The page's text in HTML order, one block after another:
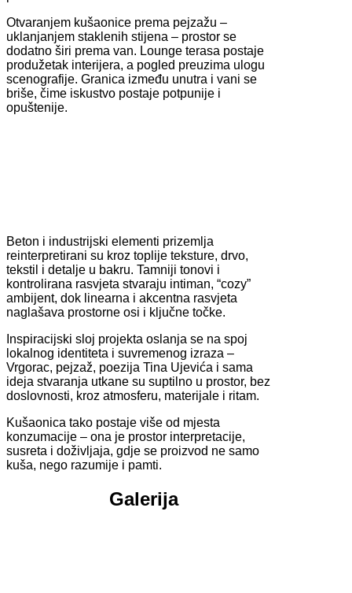
Otvaranjem kušaonice prema pejzažu –
uklanjanjem staklenih stijena – prostor se
dodatno širi prema van. Lounge terasa postaje
produžetak interijera, a pogled preuzima ulogu
scenografije. Granica između unutra i vani se
briše, čime iskustvo postaje potpunije i
opuštenije.
Beton i industrijski elementi prizemlja
reinterpretirani su kroz toplije teksture, drvo,
tekstil i detalje u bakru. Tamniji tonovi i
kontrolirana rasvjeta stvaraju intiman, “cozy”
ambijent, dok linearna i akcentna rasvjeta
naglašava prostorne osi i ključne točke.
Inspiracijski sloj projekta oslanja se na spoj
lokalnog identiteta i suvremenog izraza –
Vrgorac, pejzaž, poezija Tina Ujevića i sama
ideja stvaranja utkane su suptilno u prostor, bez
doslovnosti, kroz atmosferu, materijale i ritam.
Kušaonica tako postaje više od mjesta
konzumacije – ona je prostor interpretacije,
susreta i doživljaja, gdje se proizvod ne samo
kuša, nego razumije i pamti.
Galerija